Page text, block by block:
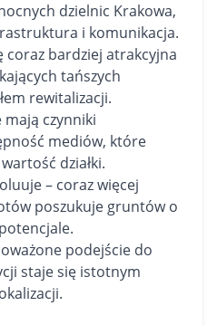
dzielnic Krakowa,
i komunikacja.
coraz bardziej atrakcyjna
tańszych
rewitalizacji.
mają czynniki
mediów, które
działki.
– coraz więcej
poszukuje gruntów o
podejście do
staje się istotnym